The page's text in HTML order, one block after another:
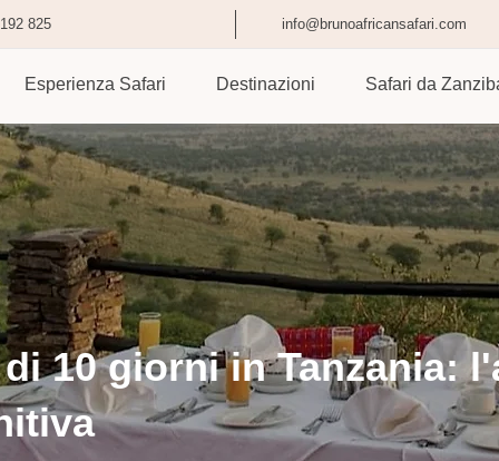
825 info@brunoafricansafari.com
Esperienza Safari Destinazioni Safari da
10 giorni in Tanzania: